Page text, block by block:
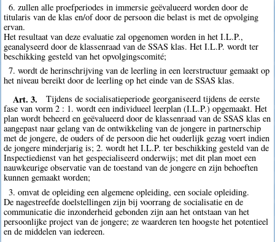
6. zullen alle proefperiodes in immersie geëvalueerd worden door de
titularis van de klas en/of door de persoon die belast is met de opvolging
ervan.
Het resultaat van deze evaluatie zal opgenomen worden in het I.L.P.,
geanalyseerd door de klassenraad van de SSAS klas. Het I.L.P. wordt ter
beschikking gesteld van het opvolgingscomité;
7. wordt de herinschrijving van de leerling in een leerstructuur gemaakt op
het niveau bereikt door de leerling op het einde van de SSAS klas.
Art. 3.
Tijdens de socialisatieperiode georganiseerd tijdens de eerste
fase van vorm 2 : 1. wordt een individueel leerplan (I.L.P.) opgemaakt. Het
plan wordt beheerd en geëvalueerd door de klassenraad van de SSAS klas en
aangepast naar gelang van de ontwikkeling van de jongere in partnerschip
met de jongere, de ouders of de persoon die het ouderlijk gezag voert indien
de jongere minderjarig is; 2. wordt het I.L.P. ter beschikking gesteld van de
Inspectiedienst van het gespecialiseerd onderwijs; met dit plan moet een
nauwkeurige observatie van de toestand van de jongere en zijn behoeften
kunnen gemaakt worden;
3. omvat de opleiding een algemene opleiding, een sociale opleiding.
De nagestreefde doelstellingen zijn bij voorrang de socialisatie en de
communicatie die inzonderheid gebonden zijn aan het ontstaan van het
persoonlijke project van de jongere; ze waarderen ten hoogste het potentieel
en de middelen van iedereen.